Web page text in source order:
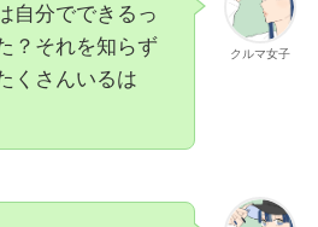
クルマ女子
自分でできるっ
？それを知らず
くさんいるは